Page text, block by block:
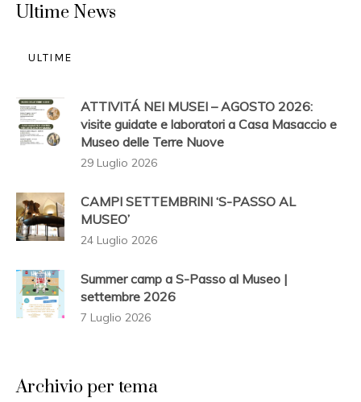
Ultime News
ULTIME
ATTIVITÁ NEI MUSEI – AGOSTO 2026:
visite guidate e laboratori a Casa Masaccio e
Museo delle Terre Nuove
29 Luglio 2026
CAMPI SETTEMBRINI ‘S-PASSO AL
MUSEO’
24 Luglio 2026
Summer camp a S-Passo al Museo |
settembre 2026
7 Luglio 2026
Archivio per tema